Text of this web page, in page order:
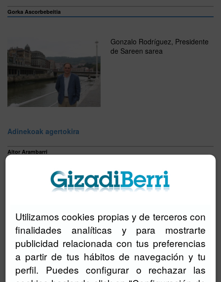
Gorka Ascorbebeitia
Gonzalo Rodríguez, Presidente
de Sareen sarea
Adinekoak agertokira
Aitor Arambarri
Euskadi Lagunkoia Sustraietatik
ekimenak adineko pertsonak
aurkeztu zuten egitasmoa, eta
ordutik, espazio publikoa
herritarron beharretara
egokitzeko lanean ari dira.
Integra Sons: musikaren bitartez gizarteratuz
Utilizamos cookies propias y de terceros con
finalidades analíticas y para mostrarte
publicidad relacionada con tus preferencias
a partir de tus hábitos de navegación y tu
perfil. Puedes configurar o rechazar las